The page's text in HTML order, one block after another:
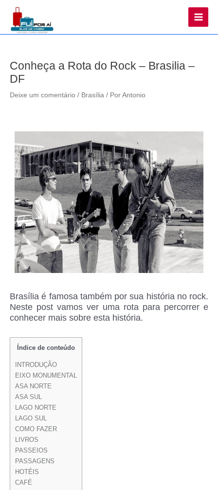
Main
Conheça a Rota do Rock – Brasilia –
DF
Deixe um comentário / Brasília / Por Antonio
Brasília é famosa também por sua história no rock.
Neste post vamos ver uma rota para percorrer e
conhecer mais sobre esta história.
Índice de conteúdo
INTRODUÇÃO
EIXO MONUMENTAL
ASA NORTE
ASA SUL
LAGO NORTE
LAGO SUL
COMO FAZER
LIVROS
PASSEIOS
PASSAGENS
HOTÉIS
CAFÉ